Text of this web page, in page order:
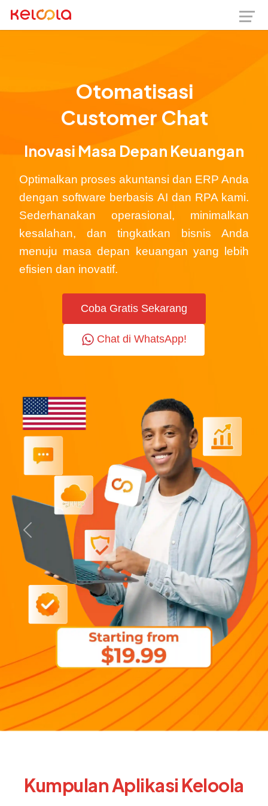
Otomatisasi
Customer Chat
Inovasi Masa Depan Keuangan
Optimalkan proses akuntansi dan ERP Anda
dengan software berbasis AI dan RPA kami.
Sederhanakan operasional, minimalkan
kesalahan, dan tingkatkan bisnis Anda
menuju masa depan keuangan yang lebih
efisien dan inovatif.
Coba Gratis Sekarang
Chat di WhatsApp!
Previous Next
Kumpulan Aplikasi Keloola